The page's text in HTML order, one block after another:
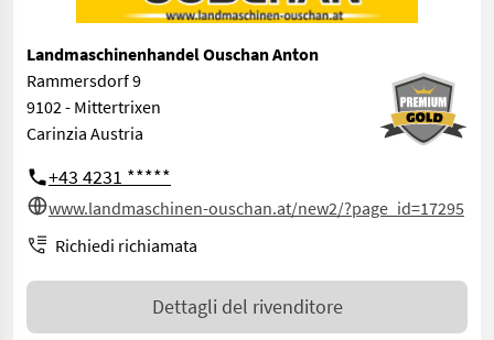
Landmaschinenhandel Ouschan Anton
Rammersdorf 9
9102 - Mittertrixen
Carinzia Austria
+43 4231 *****
www.landmaschinen-ouschan.at/new2/?page_id=17295
Richiedi richiamata
Dettagli del rivenditore